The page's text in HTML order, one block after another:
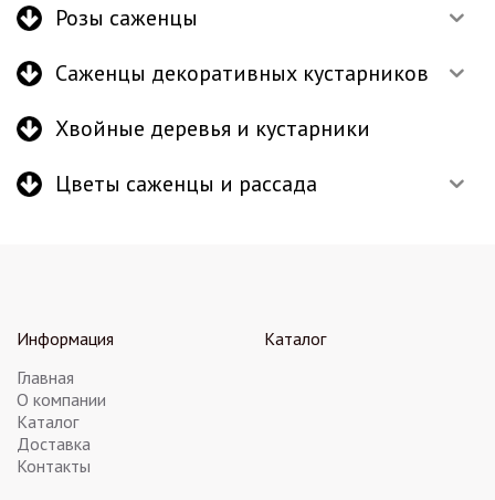
Розы саженцы
Саженцы декоративных кустарников
Хвойные деревья и кустарники
Цветы саженцы и рассада
Информация
Главная
О компании
Каталог
Доставка
Контакты
Каталог